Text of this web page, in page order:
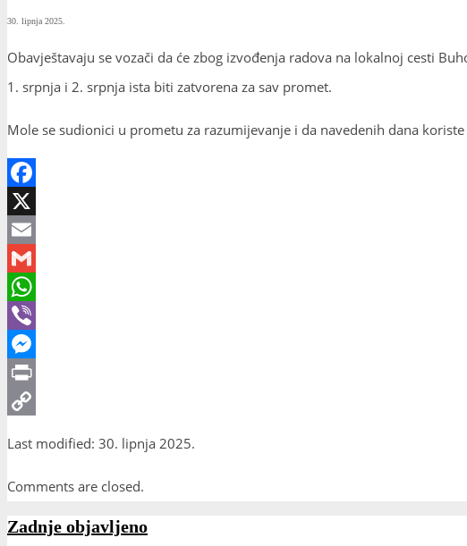
30. lipnja 2025.
Obavještavaju se vozači da će zbog izvođenja radova na lokalnoj cesti
1. srpnja i 2. srpnja ista biti zatvorena za sav promet.
Mole se sudionici u prometu za razumijevanje i da navedenih dana
Facebook
X
Email
Gmail
WhatsApp
Viber
Messenger
Print
Last modified: 30. lipnja 2025.
Comments are closed.
Zadnje objavljeno